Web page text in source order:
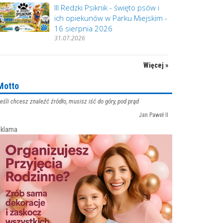
III Redzki Psiknik - święto psów i
ich opiekunów w Parku Miejskim -
16 sierpnia 2026
31.07.2026
Więcej »
chcesz znaleźć źródło, musisz iść do góry, pod prąd
Jan Paweł II